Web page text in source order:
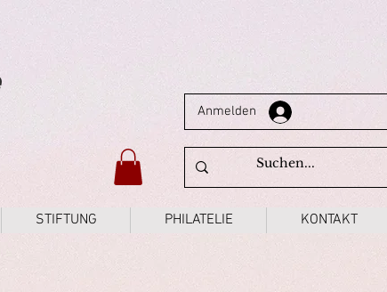
Anmelden
STIFTUNG PHILATELIE KONTAKT